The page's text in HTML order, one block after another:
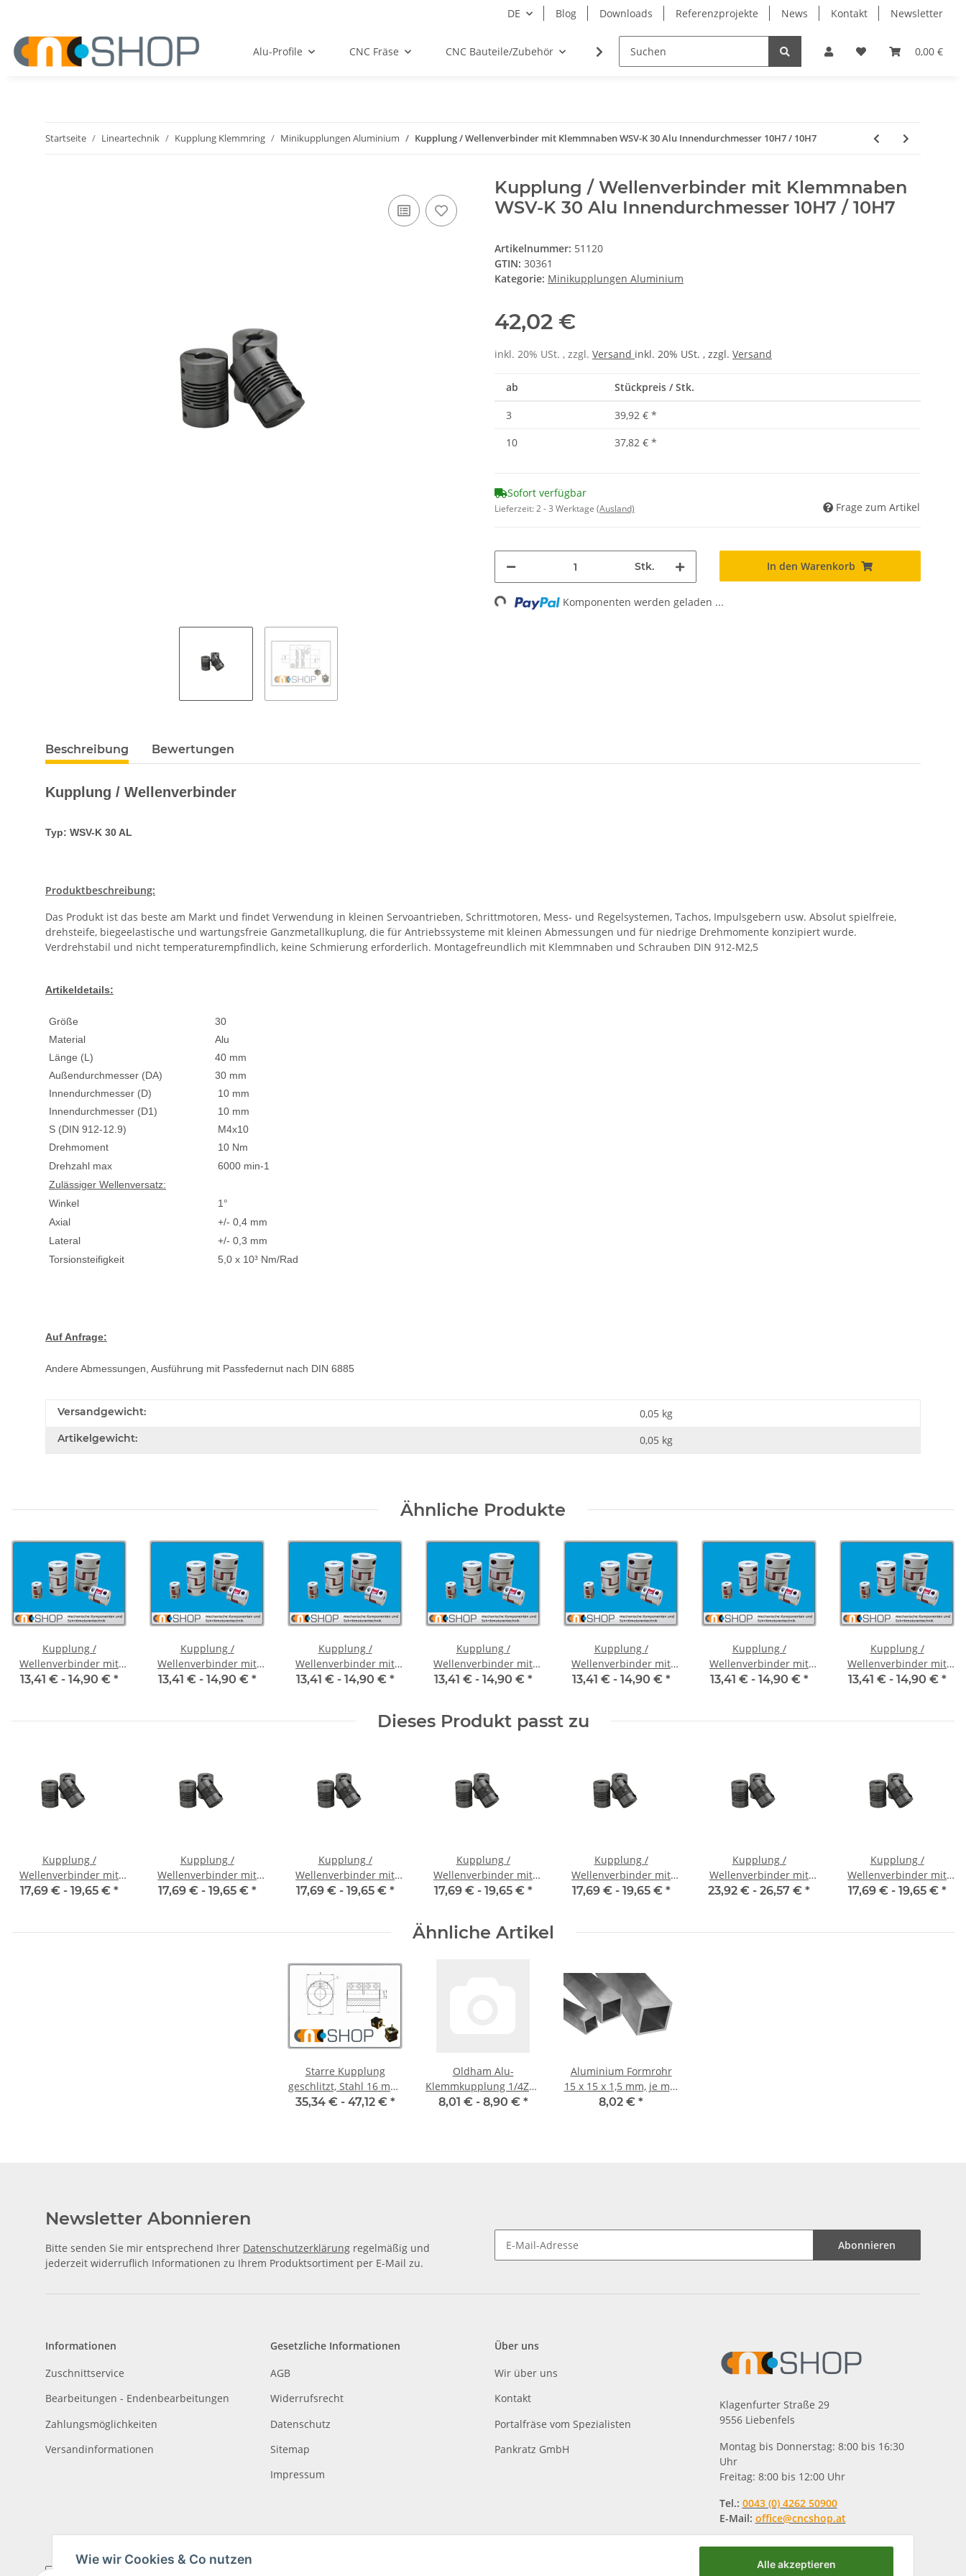
DE Blog Downloads Referenzprojekte News Kontakt Newsletter
0,00 €
Alu-Profile CNC Fräse CNC Bauteile/Zubehör Elektro Lagertechnik Lineartechnik
Startseite Lineartechnik Kupplung Klemmring Minikupplungen Aluminium Kupplung / Wellenverbinder mit Klemmnaben WSV-K 30 Alu Innendurchmesser 10H7 / 10H7
Kupplung / Wellenverbinder mit Klemmnaben
WSV-K 30 Alu Innendurchmesser 10H7 / 10H7
Artikelnummer: 51120
GTIN: 30361
Kategorie: Minikupplungen Aluminium
42,02 €
inkl. 20% USt. , zzgl. Versand inkl. 20% USt. , zzgl. Versand
ab Stückpreis / Stk.
3 39,92 € *
10
37,82 € *
Sofort verfügbar
Lieferzeit:2 - 3 Werktage (Ausland) Frage zum Artikel
Stk. In den Warenkorb
Loading... Komponenten werden geladen ...
Beschreibung Bewertungen
Kupplung / Wellenverbinder
Typ: WSV-K 30 AL
Produktbeschreibung:
Das Produkt ist das beste am Markt und findet Verwendung in kleinen Servoantrieben, Schrittmotoren, Mess- und Regelsystemen, Tachos, Impulsgebern usw. Absolut spielfreie,
drehsteife, biegeelastische und wartungsfreie Ganzmetallkuplung, die für Antriebssysteme mit kleinen Abmessungen und für niedrige Drehmomente konzipiert wurde.
Verdrehstabil und nicht temperaturempfindlich, keine Schmierung erforderlich. Montagefreundlich mit Klemmnaben und Schrauben DIN 912-M2,5
Artikeldetails:
Größe
30
Material
Alu
Länge (L)
40 mm
Außendurchmesser (DA)
30 mm
Innendurchmesser (D)
10 mm
Innendurchmesser (D1)
10 mm
S (DIN 912-12.9)
M4x10
Drehmoment
10 Nm
Drehzahl max
6000 min-1
Zulässiger Wellenversatz:
Winkel
1°
Axial
+/- 0,4 mm
Lateral
+/- 0,3 mm
Torsionsteifigkeit
5,0 x 10³ Nm/Rad
Auf Anfrage:
Andere Abmessungen, Ausführung mit Passfedernut nach DIN 6885
Versandgewicht: 0,05 kg
Artikelgewicht: 0,05 kg
Ähnliche Produkte
Kupplung /
Wellenverbinder mit
Klemmnaben FCT-20C
13,41 € - 14,90 € *
Kupplung /
Wellenverbinder mit
Klemmnaben FCT-20C
13,41 € - 14,90 € *
Kupplung /
Wellenverbinder mit
Klemmnaben FCT-20C
13,41 € - 14,90 € *
Kupplung /
Wellenverbinder mit
Klemmnaben FCT-20C
13,41 € - 14,90 € *
Kupplung /
Wellenverbinder mit
Klemmnaben FCT-20C
13,41 € - 14,90 € *
Kupplung /
Wellenverbinder mit
Klemmnaben FCT-20C
13,41 € - 14,90 € *
Kupplung /
Wellenverbinder mit
Klemmnaben FCT-20C
13,41 € - 14,90 € *
Dieses Produkt passt zu
Kupplung /
Wellenverbinder mit
Klemmnaben WSV-K 16
17,69 € - 19,65 € *
Kupplung /
Wellenverbinder mit
Klemmnaben WSV-K 16
17,69 € - 19,65 € *
Kupplung /
Wellenverbinder mit
Klemmnaben WSV-K 16
17,69 € - 19,65 € *
Kupplung /
Wellenverbinder mit
Klemmnaben WSV-K 16
17,69 € - 19,65 € *
Kupplung /
Wellenverbinder mit
Klemmnaben WSV-K 16
17,69 € - 19,65 € *
Kupplung /
Wellenverbinder mit
Klemmnaben WSV-K 16
23,92 € - 26,57 € *
Kupplung /
Wellenverbinder mit
Klemmnaben WSV-K 18
17,69 € - 19,65 € *
Ähnliche Artikel
Starre Kupplung
geschlitzt, Stahl 16 mm,
je Stk.
35,34 € - 47,12 € *
Oldham Alu-
Klemmkupplung 1/4Zoll
19mm
8,01 € - 8,90 € *
Aluminium Formrohr
15 x 15 x 1,5 mm, je m ±
5mm, Alu Vierkantrohr
8,02 € *
Newsletter Abonnieren
Bitte senden Sie mir entsprechend Ihrer Datenschutzerklärung regelmäßig und
jederzeit widerruflich Informationen zu Ihrem Produktsortiment per E-Mail zu.
Abonnieren
Informationen
Zuschnittservice
Bearbeitungen - Endenbearbeitungen
Zahlungsmöglichkeiten
Versandinformationen
Gesetzliche Informationen
AGB
Widerrufsrecht
Datenschutz
Sitemap
Impressum
Über uns
Wir über uns
Kontakt
Portalfräse vom Spezialisten
Pankratz GmbH
Klagenfurter Straße 29
9556 Liebenfels
Montag bis Donnerstag: 8:00 bis 16:30
Uhr
Freitag: 8:00 bis 12:00 Uhr
Tel.: 0043 (0) 4262 50900
E-Mail: office@cncshop.at
Wie wir Cookies & Co nutzen Alle akzeptieren